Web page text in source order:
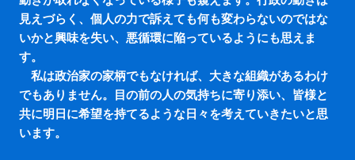
見えづらく、個人の力で訴えても何も変わらないのではな
いかと興味を失い、悪循環に陥っているようにも思えま
す。
私は政治家の家柄でもなければ、大きな組織があるわけ
でもありません。目の前の人の気持ちに寄り添い、皆様と
共に明日に希望を持てるような日々を考えていきたいと思
います。